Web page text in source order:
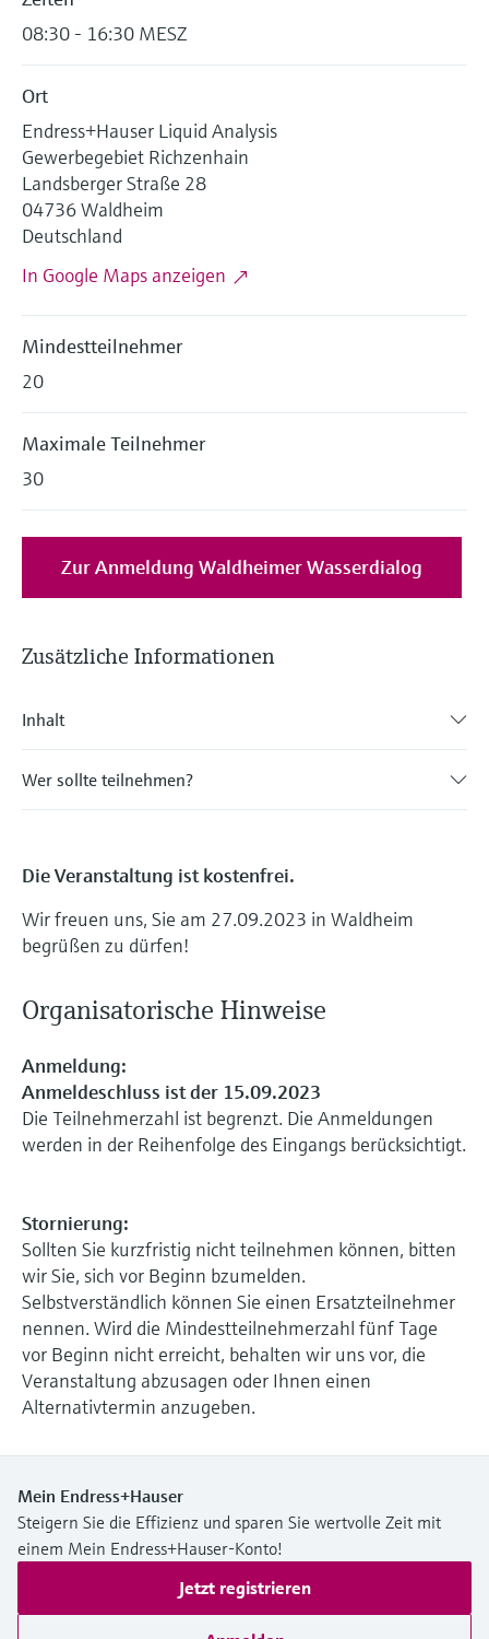
Device Viewer
Produktspezifische Informationen und
Dokumente finden
Ersatzteilsuche
Ersatzteile anhand von Produktwurzel,
Bestellcode oder Seriennummer finden
Füllstandsmessung
Füllstandsmessung Druck
Alle ansehen
Aluminium & Chromat
Prozessphotometer
Mikrowellentransmission
Memosens-Technologie
Alle ansehen
08:30 - 16:30 MESZ
Ort
Endress+Hauser Liquid Analysis
Gewerbegebiet Richzenhain
Landsberger Straße 28
04736 Waldheim
Deutschland
In Google Maps anzeigen
Mindestteilnehmer
20
Maximale Teilnehmer
30
Zur Anmeldung Waldheimer Wasserdialog
Zusätzliche Informationen
Inhalt
Wer sollte teilnehmen?
Die Veranstaltung ist kostenfrei.
Wir freuen uns, Sie am 27.09.2023 in Waldheim
begrüßen zu dürfen!
Organisatorische Hinweise
Anmeldung:
Anmeldeschluss ist der 15.09.2023
Die Teilnehmerzahl ist begrenzt. Die Anmeldungen
werden in der Reihenfolge des Eingangs berücksichtigt.
Stornierung:
Sollten Sie kurzfristig nicht teilnehmen können, bitten
wir Sie, sich vor Beginn bzumelden.
Selbstverständlich können Sie einen Ersatzteilnehmer
nennen. Wird die Mindestteilnehmerzahl fünf Tage
vor Beginn nicht erreicht, behalten wir uns vor, die
Veranstaltung abzusagen oder Ihnen einen
Alternativtermin anzugeben.
Mein Endress+Hauser
Steigern Sie die Effizienz und sparen Sie wertvolle Zeit mit
einem Mein Endress+Hauser-Konto!
Jetzt registrieren